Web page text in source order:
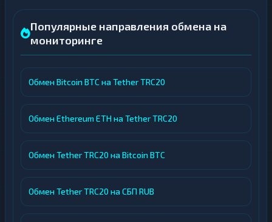
Популярные направления обмена на
мониторинге
Обмен Bitcoin BTC на Tether TRC20
Обмен Ethereum ETH на Tether TRC20
Обмен Tether TRC20 на Bitcoin BTC
Обмен Tether TRC20 на СБП RUB